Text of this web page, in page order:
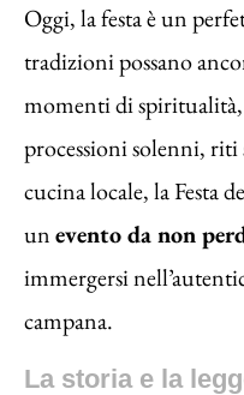
Oggi, la festa è un
tradizioni possano
momenti di
processioni solenni, riti
cucina locale, la Festa
unevento da non
immergersi
campana.
La storia e la